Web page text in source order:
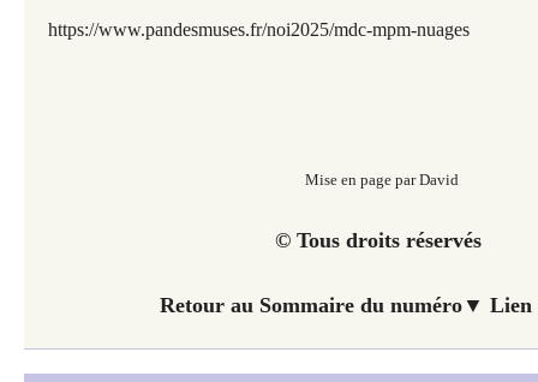
https://www.pandesmuses.fr/noi2025/mdc-mpm-nuages
Mise en page par David
© Tous droits réservés
Retour au Sommaire du numéro▼ Lien